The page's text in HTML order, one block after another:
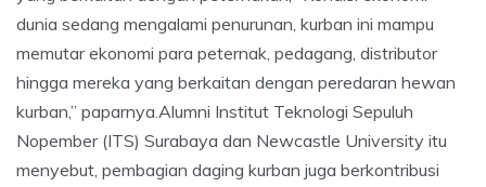
dunia sedang mengalami penurunan, kurban ini mampu
memutar ekonomi para peternak, pedagang, distributor
hingga mereka yang berkaitan dengan peredaran hewan
kurban,” paparnya.Alumni Institut Teknologi Sepuluh
Nopember (ITS) Surabaya dan Newcastle University itu
menyebut, pembagian daging kurban juga berkontribusi